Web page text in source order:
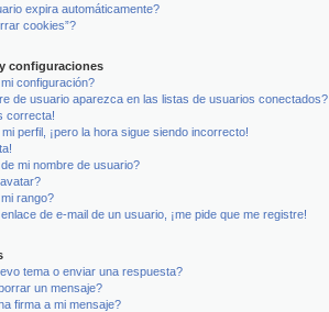
expira automáticamente?
cookies”?
configuraciones
configuración?
de usuario aparezca en las listas de usuarios conectados?
correcta!
perfil, ¡pero la hora sigue siendo incorrecto!
mi nombre de usuario?
rango?
de e-mail de un usuario, ¡me pide que me registre!
tema o enviar una respuesta?
un mensaje?
firma a mi mensaje?